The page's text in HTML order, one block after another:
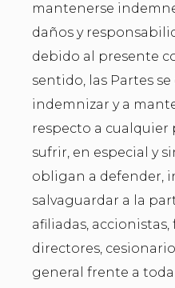
mantenerse
daños y
debido al presente
sentido, las Partes
indemnizar y a
respecto a
sufrir, en especial y
obligan a defender,
salvaguardar a la
afiliadas,
directores,
general frente a